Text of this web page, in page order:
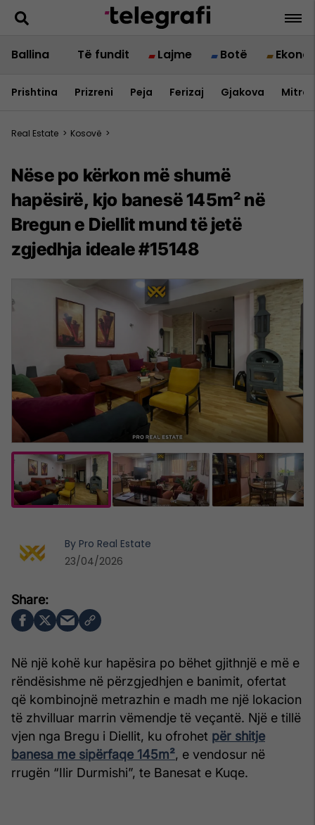
Ballina Të fundit Lajme Botë
Prishtina Prizreni Peja Ferizaj Gjakova
Real Estate > Kosovë >
Nëse po kërkon më shumë
hapësirë, kjo banesë 145m² në
Bregun e Diellit mund të jetë
zgjedhja ideale #15148
Në një kohë kur hapësira po bëhet gjithnjë e më e
rëndësishme në përzgjedhjen e banimit, ofertat
që kombinojnë metrazhin e madh me një lokacion
të zhvilluar marrin vëmendje të veçantë. Një e tillë
vjen nga Bregu i Diellit, ku ofrohet për shitje
banesa me sipërfaqe 145m², e vendosur në
rrugën “Ilir Durmishi”, te Banesat e Kuqe.
By Pro Real Estate
23/04/2026